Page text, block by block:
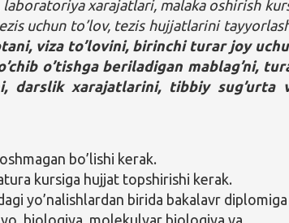
xarajatlari, malaka oshirish
uchun to’lov, tezis hujjatlarini
viza to’lovini, birinchi turar joy
o’tishga beriladigan mablag’ni,
darslik xarajatlarini, tibbiy sug’urta
bo’lishi kerak.
kursiga hujjat topshirishi kerak.
yo’nalishlardan birida bakalavr diplomiga
biologiya, molekulyar biologiya va